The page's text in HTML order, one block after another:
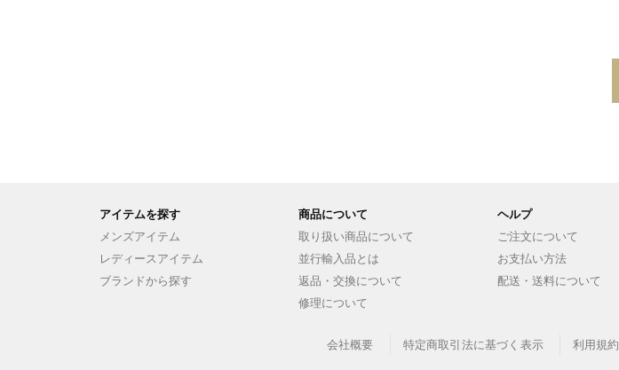
アイテムを探す
メンズアイテム
レディースアイテム
ブランドから探す
商品について
取り扱い商品について
並行輸入品とは
返品・交換について
修理について
ヘルプ
ご注文について
お支払い方法
配送・送料について
会社概要 特定商取引法に基づく表示 利用規約